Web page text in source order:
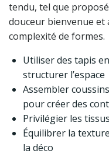
tendu, tel que
douceur bienvenue
complexité de formes.
Utiliser des tapis
structurer l’espace
Assembler
pour créer des
Privilégier les
Équilibrer la
la déco